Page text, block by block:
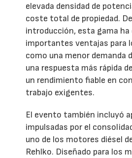
elevada densidad de
coste total de propiedad.
introducción, esta gama
importantes ventajas para
como una menor demanda
una respuesta más rápida
un rendimiento fiable en
trabajo exigentes.
El evento también incluyó
impulsadas por el
uno de los motores diésel
Rehlko. Diseñado para los